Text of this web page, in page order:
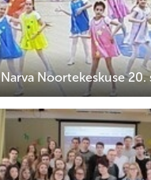
Narva Noortekeskuse 20.